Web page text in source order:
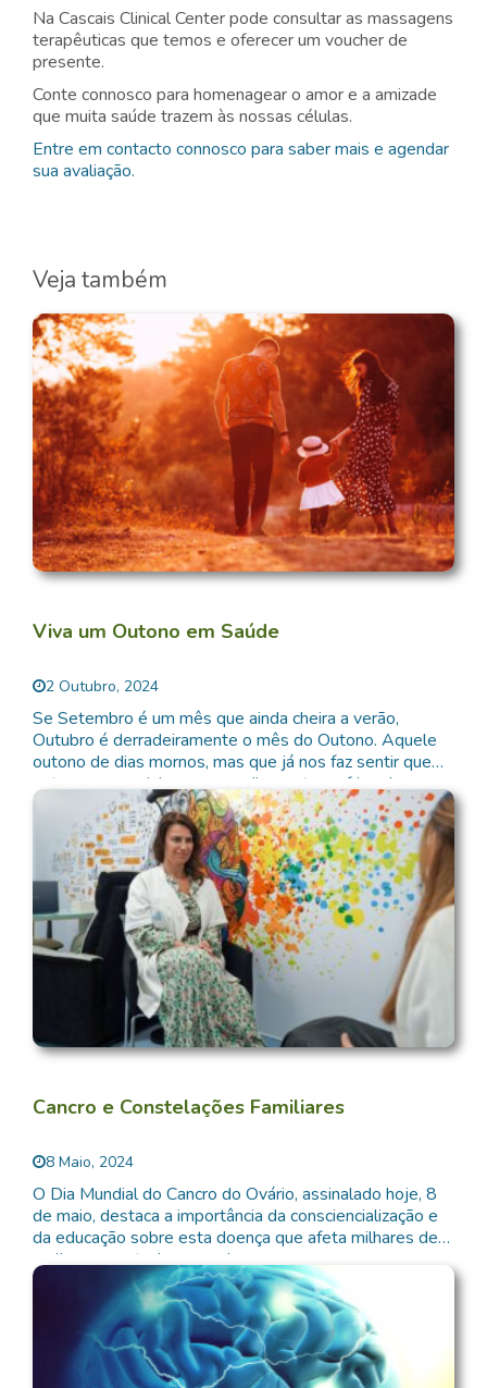
Na Cascais Clinical Center pode consultar as massagens
terapêuticas que temos e oferecer um voucher de
presente.
Conte connosco para homenagear o amor e a amizade
que muita saúde trazem às nossas células.
Entre em contacto connosco para saber mais e agendar
sua avaliação.
Veja também
Viva um Outono em Saúde
2 Outubro, 2024
Se Setembro é um mês que ainda cheira a verão,
Outubro é derradeiramente o mês do Outono. Aquele
outono de dias mornos, mas que já nos faz sentir que
estamos a caminhar para os dias curtos e frios do
tempo frio. As transições de estação trazem consigo
desafios para o nosso organismo na medida que […]
Cancro e Constelações Familiares
8 Maio, 2024
O Dia Mundial do Cancro do Ovário, assinalado hoje, 8
de maio, destaca a importância da consciencialização e
da educação sobre esta doença que afeta milhares de
mulheres em todo o mundo.